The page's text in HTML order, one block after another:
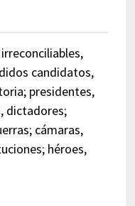
candidatos,
presidentes,
dictadores;
cámaras,
héroes,